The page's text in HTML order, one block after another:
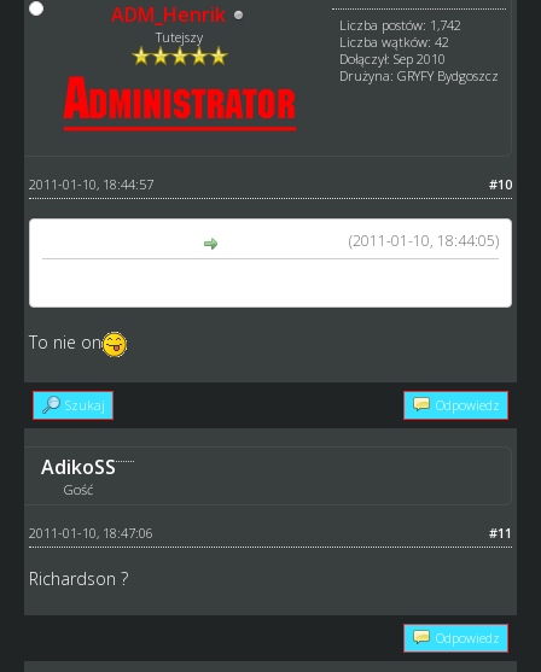
ADM_Henrik
Tutejszy
Liczba postów: 1,742
Liczba wątków: 42
Dołączył: Sep 2010
Drużyna: GRYFY Bydgoszcz
#10
2011-01-10, 18:44:57
(2011-01-10, 18:44:05)
To nie on
Szukaj Odpowiedz
AdikoSS
Gość
#11
2011-01-10, 18:47:06
Richardson ?
Odpowiedz